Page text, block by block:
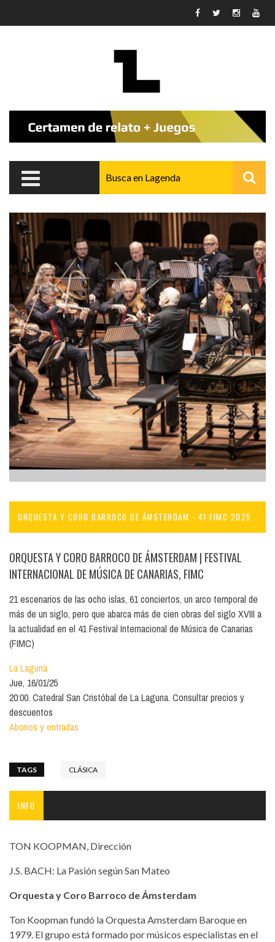
ORQUESTA Y CORO BARROCO DE ÁMSTERDAM - 41 FIMC 2025
ORQUESTA Y CORO BARROCO DE ÁMSTERDAM | FESTIVAL
INTERNACIONAL DE MÚSICA DE CANARIAS, FIMC
21 escenarios de las ocho islas, 61 conciertos, un arco temporal de
más de un siglo, pero que abarca más de cien obras del siglo XVIII a
la actualidad en el 41 Festival Internacional de Música de Canarias
(FIMC)
La Laguna
Jue, 16/01/25
20:00. Catedral San Cristóbal de La Laguna. Consultar precios y
descuentos
Abonos y entradas
TAGS CLÁSICA
INFO
TON KOOPMAN, Dirección
J.S. BACH: La Pasión según San Mateo
Orquesta y Coro Barroco de Ámsterdam
Ton Koopman fundó la Orquesta Amsterdam Baroque en
1979. El grupo está formado por músicos especialistas en el